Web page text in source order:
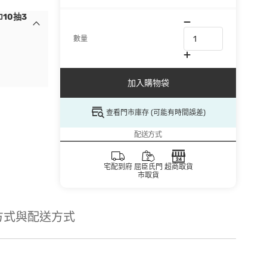
數量
加入購物袋
查看門市庫存 (可能有時間誤差)
配送方式
宅配到府 屈臣氏門
市取貨
超商取貨
10抽3
式與配送方式